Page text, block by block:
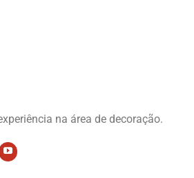
na área de decoração.